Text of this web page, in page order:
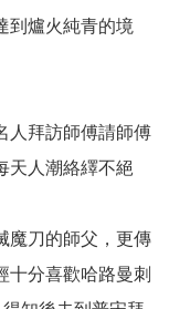
到爐火純青的境
人拜訪師傅請師傅
天人潮絡繹不絕
魔刀的師父，更傳
十分喜歡哈路曼刺